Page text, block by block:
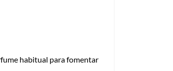
habitual para fomentar